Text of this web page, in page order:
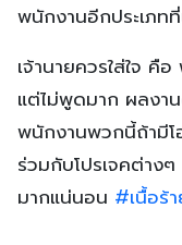
พนักงานอีกประเภทที่
เจ้านายควรใส่ใจ คื
แต่ไม่พูดมาก ผลงา
พนักงานพวกนี้ถ้ามีโ
ร่วมกับโปรเจคต่าง
มากแน่นอน #เนื้อร้